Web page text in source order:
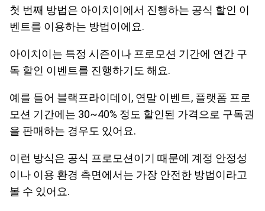
첫 번째 방법은 아이치이에서 진행하는 공식 할인 이
벤트를 이용하는 방법이에요.
아이치이는 특정 시즌이나 프로모션 기간에 연간 구
독 할인 이벤트를 진행하기도 해요.
예를 들어 블랙프라이데이, 연말 이벤트, 플랫폼 프로
모션 기간에는 30~40% 정도 할인된 가격으로 구독권
을 판매하는 경우도 있어요.
이런 방식은 공식 프로모션이기 때문에 계정 안정성
이나 이용 환경 측면에서는 가장 안전한 방법이라고
볼 수 있어요.